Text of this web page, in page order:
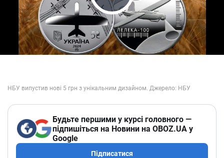
Play Video
Будьте першими у курсі головного —
підпишіться на Новини на OBOZ.UA у
Google
Підписатися